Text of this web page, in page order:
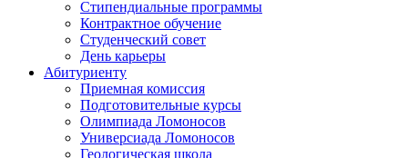
Стипендиальные программы
Контрактное обучение
Студенческий совет
День карьеры
Абитуриенту
Приемная комиссия
Подготовительные курсы
Олимпиада Ломоносов
Универсиада Ломоносов
Геологическая школа